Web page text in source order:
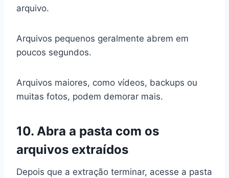
arquivo.
Arquivos pequenos geralmente abrem em
poucos segundos.
Arquivos maiores, como vídeos, backups ou
muitas fotos, podem demorar mais.
10. Abra a pasta com os
arquivos extraídos
Depois que a extração terminar, acesse a pasta